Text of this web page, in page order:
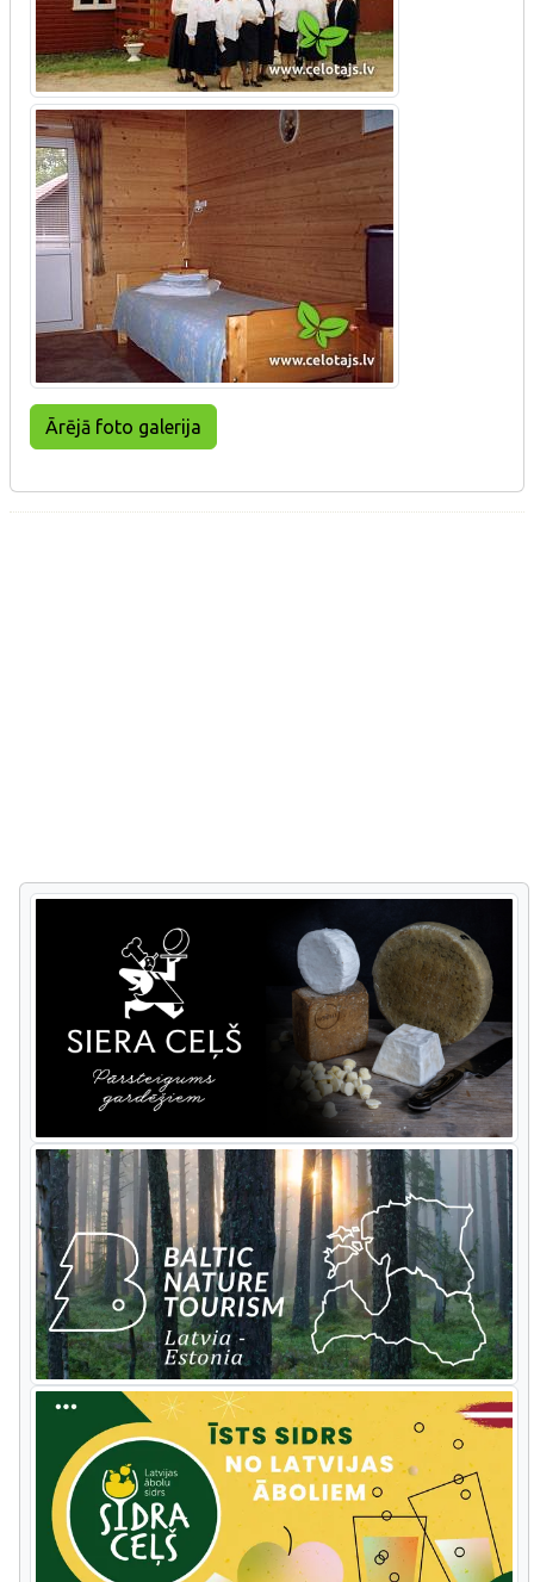
Ārējā foto galerija